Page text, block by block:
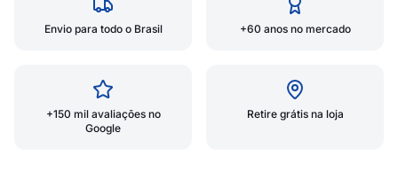
Envio para todo o Brasil +60 anos no mercado
+150 mil avaliações no
Google
Retire grátis na loja